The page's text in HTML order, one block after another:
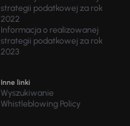
strategii podatkowej za rok
2022
Informacja o realizowanej
strategii podatkowej za rok
2023
Inne linki
Wyszukiwanie
Whistleblowing Policy